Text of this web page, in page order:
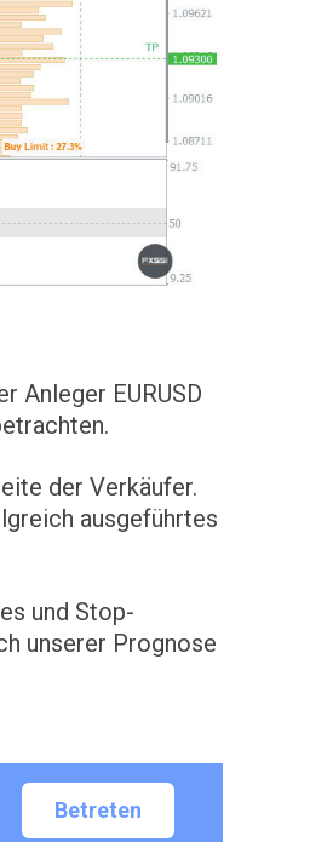
Anleger EURUSD
der Verkäufer.
ausgeführtes
und Stop-
unserer Prognose
Betreten